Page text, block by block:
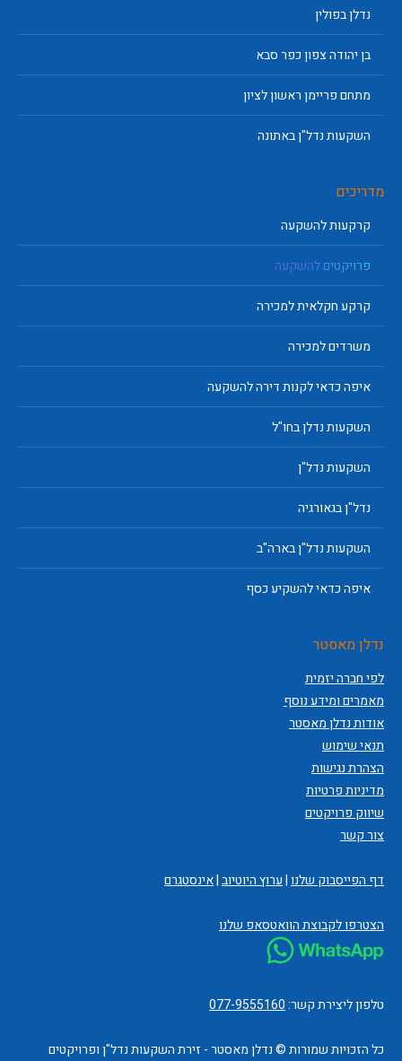
נדלן בפולין
בן יהודה צפון כפר סבא
מתחם פריימן ראשון לציון
השקעות נדל"ן באתונה
מדריכים
קרקעות להשקעה
פרויקטים להשקעה
קרקע חקלאית למכירה
משרדים למכירה
איפה כדאי לקנות דירה להשקעה
השקעות נדלן בחו"ל
השקעות נדל"ן
נדל"ן בגאורגיה
השקעות נדל"ן בארה"ב
איפה כדאי להשקיע כסף
נדלן מאסטר
לפי חברה יזמית
מאמרים ומידע נוסף
אודות נדלן מאסטר
תנאי שימוש
הצהרת נגישות
מדיניות פרטיות
שיווק פרויקטים
צור קשר
דף הפייסבוק שלנו|ערוץ היוטיוב|אינסטגרם
הצטרפו לקבוצת הוואטסאפ שלנו
טלפון ליצירת קשר:077-9555160
כל הזכויות שמורות © נדלן מאסטר - זירת השקעות נדל"ן ופרויקטים